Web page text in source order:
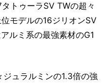
トゥーラSV TWの超々
モデルの16ジリオンSV
ルミ系の最強素材のG1
ジュラルミンの1.3倍の強